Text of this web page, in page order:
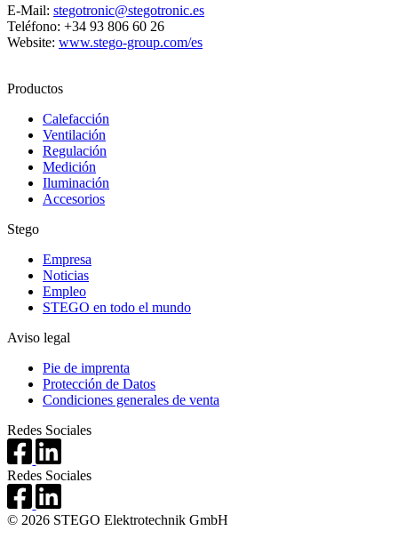
E-Mail: stegotronic@stegotronic.es
Teléfono: +34 93 806 60 26
Website: www.stego-group.com/es
Productos
Calefacción
Ventilación
Regulación
Medición
Iluminación
Accesorios
Stego
Empresa
Noticias
Empleo
STEGO en todo el mundo
Aviso legal
Pie de imprenta
Protección de Datos
Condiciones generales de venta
Redes Sociales
Redes Sociales
© 2026 STEGO Elektrotechnik GmbH